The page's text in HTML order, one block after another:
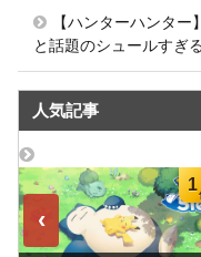
【ハンターハンター
と話題のシュールすぎ
人気記事
‹
1